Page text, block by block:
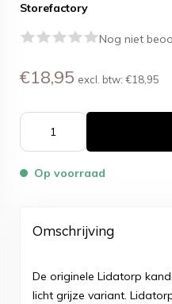
Storefactory
Nog niet
€18,95 excl. btw: €18,95
Op voorraad
Omschrijving
De originele Lidatorp
licht grijze variant.